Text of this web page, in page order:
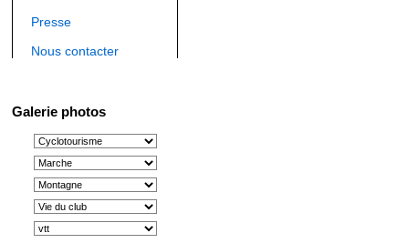
Presse
Nous contacter
Galerie photos